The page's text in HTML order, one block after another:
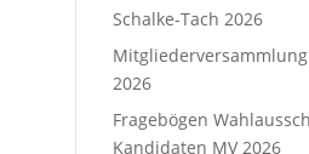
Schalke-Tach 2026
Mitgliederversammlung
2026
Fragebögen
Kandidaten MV 2026